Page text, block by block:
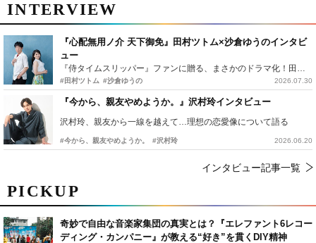
PICKUP
奇妙で自由な音楽家集団の真実とは？『エレファント6レコー
ディング・カンパニー』が教える“好き”を貫くDIY精神
INTERVIEW
『心配無用ノ介 天下御免』田村ツトム×沙倉ゆうのインタビ
ュー
『侍タイムスリッパー』ファンに贈る、まさかのドラマ化！田村ツトム×沙倉ゆうのが語る『心配無用ノ介』撮影秘話
#田村ツトム #沙倉ゆうの 2026.07.30
『今から、親友やめようか。』沢村玲インタビュー
沢村玲、親友から一線を越えて…理想の恋愛像について語る
#今から、親友やめようか。 #沢村玲 2026.06.20
インタビュー記事一覧